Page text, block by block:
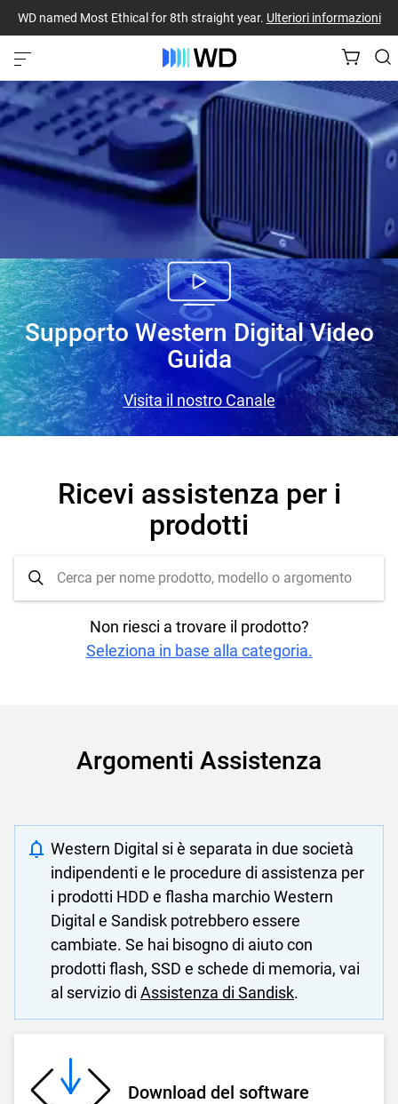
WD named Most Ethical for 8th straight year. Ulteriori informazioni
Supporto Western Digital Video
Guida
Visita il nostro Canale
Ricevi assistenza per i
prodotti
Non riesci a trovare il prodotto?
Seleziona in base alla categoria.
Argomenti Assistenza
Western Digital si è separata in due società
indipendenti e le procedure di assistenza per
i prodotti HDD e flasha marchio Western
Digital e Sandisk potrebbero essere
cambiate. Se hai bisogno di aiuto con
prodotti flash, SSD e schede di memoria, vai
al servizio di Assistenza di Sandisk.
Download del software